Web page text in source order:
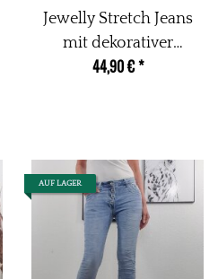
Jewelly Stretch Jeans
mit dekorativer
Knopfleiste
44,90 €*
AUF LAGER